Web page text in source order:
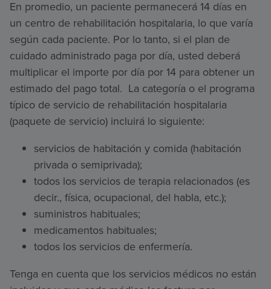
En promedio, un paciente permanecerá 14 días en
un centro de rehabilitación hospitalaria, lo que varía
según cada paciente. Por lo tanto, si el plan de
cuidado administrado paga por día, usted deberá
multiplicar el importe por día por 14 para obtener un
estimado del pago total. La categoría o el programa
típico de servicio de rehabilitación hospitalaria
(paquete de servicio) incluirá lo siguiente:
servicios de habitación y comida (habitación
privada o semiprivada);
todos los servicios de terapia relacionados (es
decir., física, ocupacional, del habla, etc.);
suministros habituales;
medicamentos habituales;
todos los servicios de enfermería.
Tenga en cuenta que los servicios médicos no están